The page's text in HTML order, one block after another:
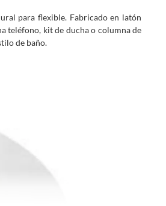
para flexible. Fabricado en latón
teléfono, kit de ducha o columna de
de baño.